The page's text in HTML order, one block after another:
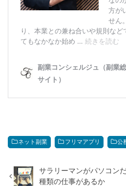
ネット副業 フリマアプリ 公
サラリーマンがパソコン
種類の仕事があるか